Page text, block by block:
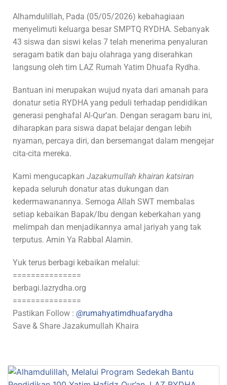
Alhamdulillah, Pada (05/05/2026) kebahagiaan
menyelimuti keluarga besar SMPTQ RYDHA. Sebanyak
43 siswa dan siswi kelas 7 telah menerima penyaluran
seragam batik dan baju olahraga yang diserahkan
langsung oleh tim LAZ Rumah Yatim Dhuafa Rydha.
Bantuan ini merupakan wujud nyata dari amanah para
donatur setia RYDHA yang peduli terhadap pendidikan
generasi penghafal Al-Qur’an. Dengan seragam baru ini,
diharapkan para siswa dapat belajar dengan lebih
nyaman, percaya diri, dan bersemangat dalam mengejar
cita-cita mereka.
Kami mengucapkan Jazakumullah khairan katsiran
kepada seluruh donatur atas dukungan dan
kedermawanannya. Semoga Allah SWT membalas
setiap kebaikan Bapak/Ibu dengan keberkahan yang
melimpah dan menjadikannya amal jariyah yang tak
terputus. Amin Ya Rabbal Alamin.
Yuk terus berbagi kebaikan melalui:
===============
berbagi.lazrydha.org
===============
Pastikan Follow : @rumahyatimdhuafarydha
Save & Share Jazakumullah Khaira